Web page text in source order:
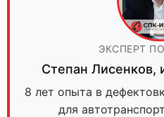
ЭКСПЕРТ
Степан Лисенков,
8 лет опыта в
для